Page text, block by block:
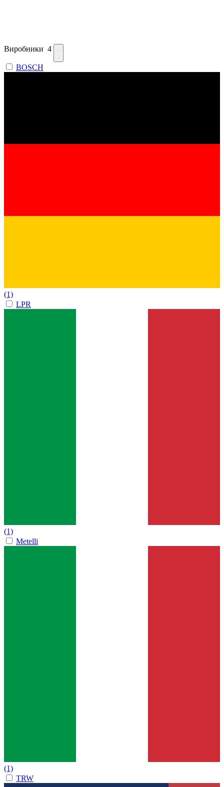
Виробники 4
BOSCH
(1)
LPR
(1)
Metelli
(1)
TRW